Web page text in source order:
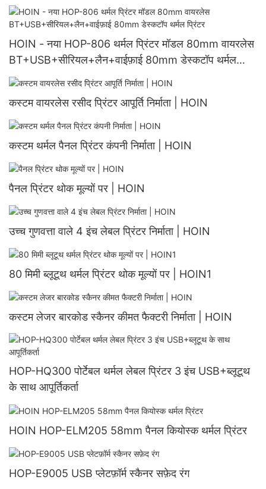
HOIN - नया HOP-806 थर्मल प्रिंटर मॉडल 80mm वायरलेस
BT+USB+सीरियल+लैन+वाईफ़ाई 80mm डेस्कटॉप थर्मल
प्रिंटर
कस्टम वायरलेस रसीद प्रिंटर आपूर्ति निर्माता | HOIN
कस्टम थर्मल पैनल प्रिंटर कंपनी निर्माता | HOIN
पैनल प्रिंटर थोक मूल्यों पर | HOIN
उच्च गुणवत्ता वाले 4 इंच लेबल प्रिंटर निर्माता | HOIN
80 मिमी ब्लूटूथ थर्मल प्रिंटर थोक मूल्यों पर | HOIN1
कस्टम लेजर बारकोड स्कैनर कीमत फैक्टरी निर्माता | HOIN
HOP-HQ300 पोर्टेबल थर्मल लेबल प्रिंटर 3 इंच USB+ब्लूटूथ
के साथ आपूर्तिकर्ता
HOIN HOP-ELM205 58mm पैनल कियोस्क थर्मल प्रिंटर
HOP-E9005 USB प्लेटफ़ॉर्म स्कैनर सफ़ेद रंग